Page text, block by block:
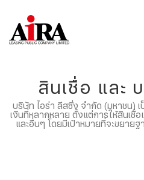
สินเชื่อ และ
บริษัท ไอร่า ลีสซิ่ง จำกัด (มหาชน)
เงินที่หลากหลาย ตั้งแต่การให้สินเชื่
และอื่นๆ โดยมีเป้าหมายที่จะขยาย